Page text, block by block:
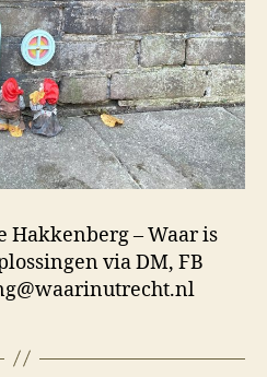
Hakkenberg – Waar is
via DM, FB